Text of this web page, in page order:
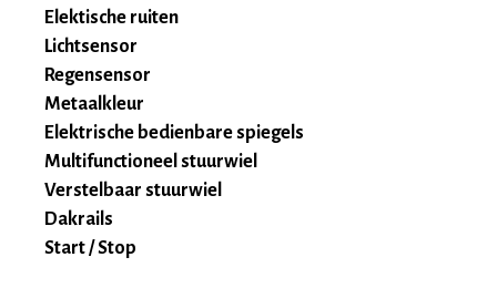
Elektische ruiten
Lichtsensor
Regensensor
Metaalkleur
Elektrische bedienbare spiegels
Multifunctioneel stuurwiel
Verstelbaar stuurwiel
Dakrails
Start / Stop